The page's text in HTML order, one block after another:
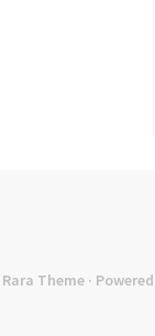
Rara Theme ·